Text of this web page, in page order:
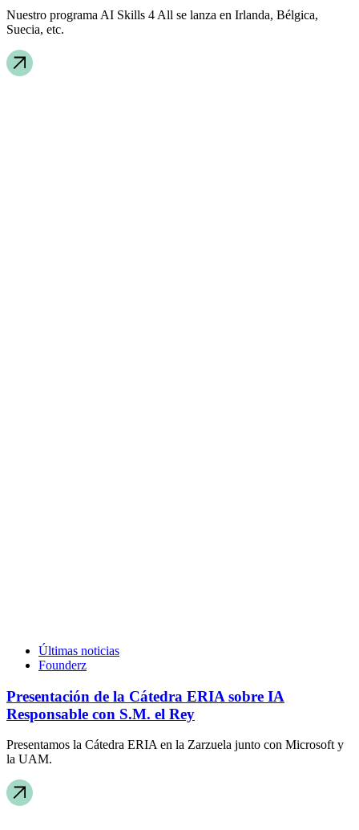
Nuestro programa AI Skills 4 All se lanza en Irlanda, Bélgica,
Suecia, etc.
Últimas noticias
Founderz
Presentación de la Cátedra ERIA sobre IA
Responsable con S.M. el Rey
Presentamos la Cátedra ERIA en la Zarzuela junto con Microsoft y
la UAM.